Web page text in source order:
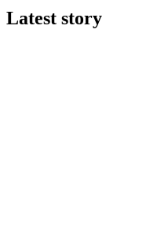
Latest story